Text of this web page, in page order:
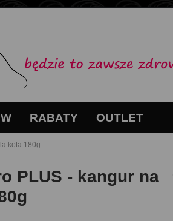
RABATY OUTLET
kota 180g
PLUS - kangur na